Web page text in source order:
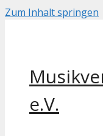
Zum Inhalt springen
e.V.